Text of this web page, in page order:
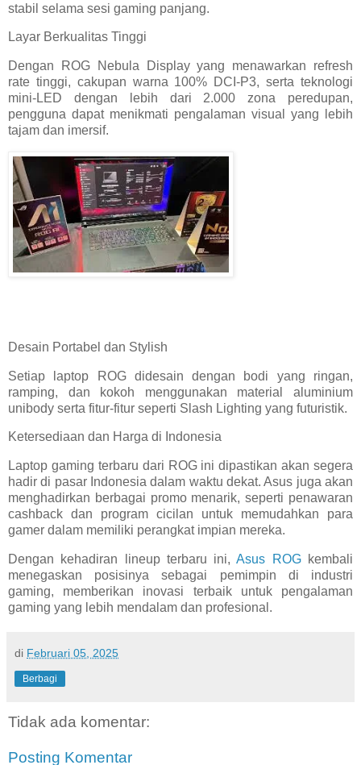
stabil selama sesi gaming panjang.
Layar Berkualitas Tinggi
Dengan ROG Nebula Display yang menawarkan refresh
rate tinggi, cakupan warna 100% DCI-P3, serta teknologi
mini-LED dengan lebih dari 2.000 zona peredupan,
pengguna dapat menikmati pengalaman visual yang lebih
tajam dan imersif.
Desain Portabel dan Stylish
Setiap laptop ROG didesain dengan bodi yang ringan,
ramping, dan kokoh menggunakan material aluminium
unibody serta fitur-fitur seperti Slash Lighting yang futuristik.
Ketersediaan dan Harga di Indonesia
Laptop gaming terbaru dari ROG ini dipastikan akan segera
hadir di pasar Indonesia dalam waktu dekat. Asus juga akan
menghadirkan berbagai promo menarik, seperti penawaran
cashback dan program cicilan untuk memudahkan para
gamer dalam memiliki perangkat impian mereka.
Dengan kehadiran lineup terbaru ini,Asus ROGkembali
menegaskan posisinya sebagai pemimpin di industri
gaming, memberikan inovasi terbaik untuk pengalaman
gaming yang lebih mendalam dan profesional.
di Februari 05, 2025
Berbagi
Tidak ada komentar:
Posting Komentar